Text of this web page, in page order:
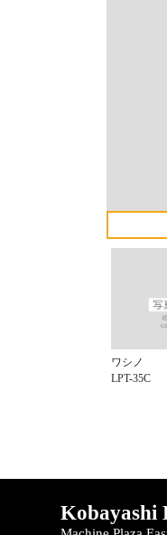
ワシノ
LPT-35C
Kobayashi